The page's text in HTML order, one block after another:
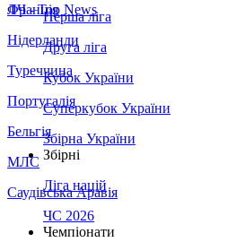
Франція
Нідерланди
Туреччина
Португалія
Бельгія
МЛС
Саудівська Аравія
ЛЧ - Top News
Перша ліга
Друга ліга
Кубок України
Суперкубок України
Збірна України
Збірні
Ліга націй
ЧС 2026
Чемпіонати